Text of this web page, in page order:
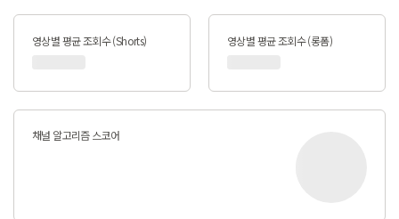
영상별 평균 조회수 (Shorts) 영상별 평균 조회수 (롱폼)
채널 알고리즘 스코어